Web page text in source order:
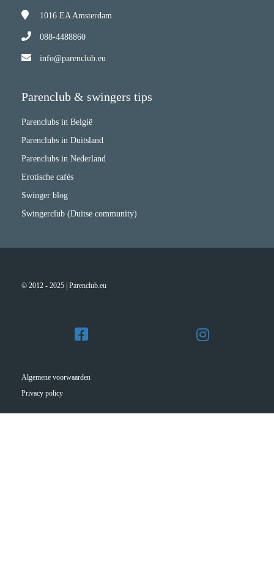
1016 EAAmsterdam
088-4488860
info@parenclub.eu
Parenclub & swingers tips
Parenclubs in België
Parenclubs in Duitsland
Parenclubs in Nederland
Erotische cafés
Swinger blog
Swingerclub (Duitse community)
© 2012 - 2025 | Parenclub.eu
Algemene voorwaarden
Privacy policy